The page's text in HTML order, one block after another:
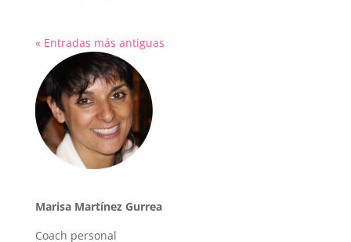
« Entradas más antiguas
Marisa Martínez Gurrea
Coach personal